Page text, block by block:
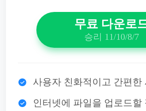
무료 다운로
승리 11/10/8/7
사용자 친화적이고 간편한
인터넷에 파일을 업로드할